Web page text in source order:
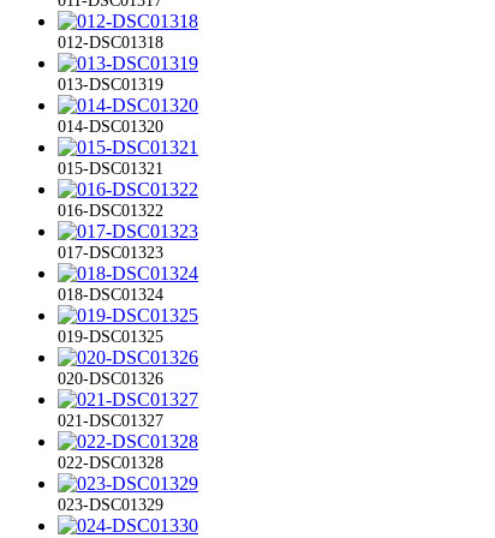
012-DSC01318
013-DSC01319
014-DSC01320
015-DSC01321
016-DSC01322
017-DSC01323
018-DSC01324
019-DSC01325
020-DSC01326
021-DSC01327
022-DSC01328
023-DSC01329